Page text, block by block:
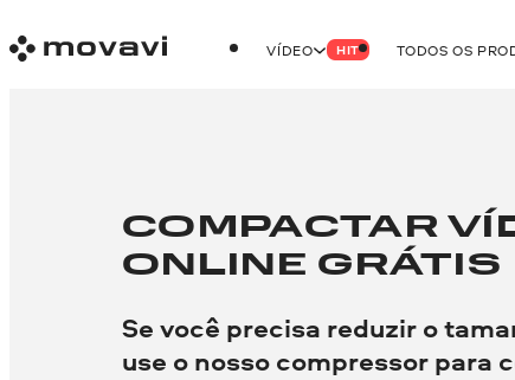
VÍDEO HIT TODOS OS
COMPACTAR
ONLINE GRÁTIS
Se você precisa reduzir o
use o nosso compressor para